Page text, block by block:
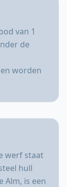
van 1
de
worden
werf staat
hull
Alm, is een